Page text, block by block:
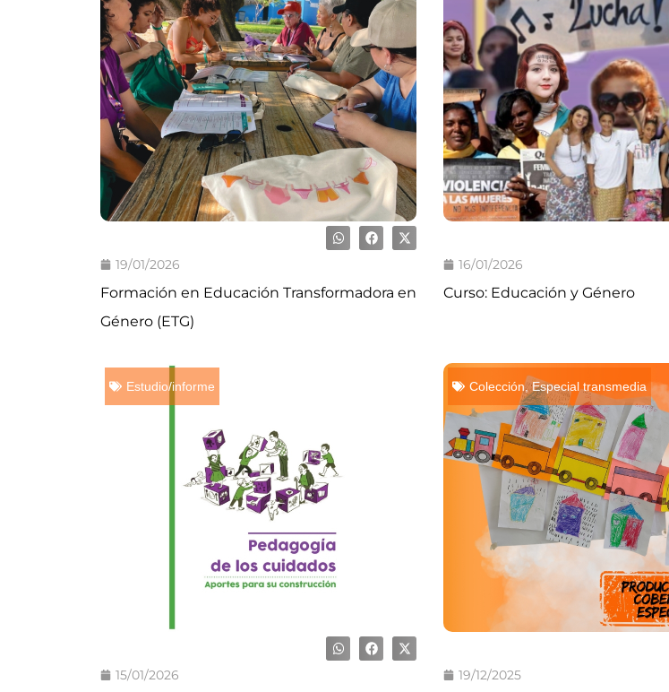
19/01/2026
Formación en Educación Transformadora en
Género (ETG)
16/01/2026
Curso: Educación y Género
Estudio/informe
15/01/2026
Colección,Especial transmedia
19/12/2025